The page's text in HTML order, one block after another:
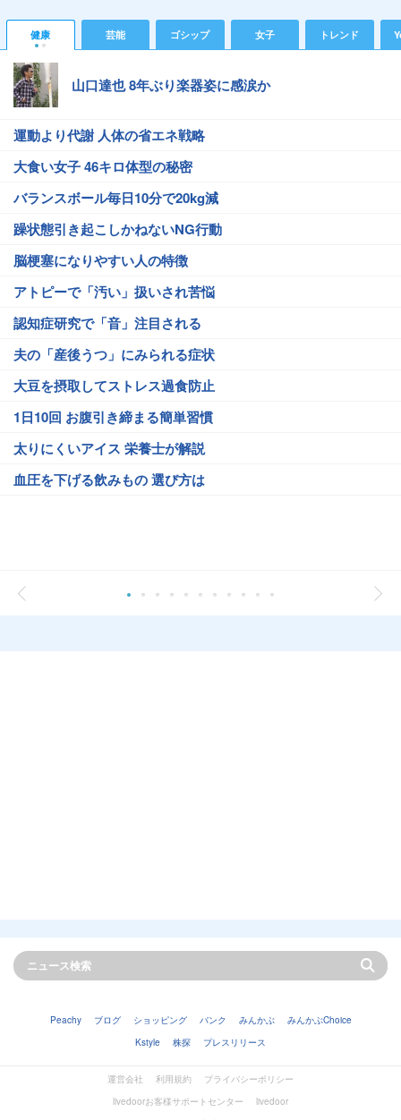
健康 芸能 ゴシップ 女子 トレンド
山口達也 8年ぶり楽器姿に感涙か
運動より代謝 人体の省エネ戦略
大食い女子 46キロ体型の秘密
バランスボール毎日10分で20kg減
躁状態引き起こしかねないNG行動
脳梗塞になりやすい人の特徴
アトピーで「汚い」扱いされ苦悩
認知症研究で「音」注目される
夫の「産後うつ」にみられる症状
大豆を摂取してストレス過食防止
1日10回 お腹引き締まる簡単習慣
太りにくいアイス 栄養士が解説
血圧を下げる飲みもの 選び方は
Peachy ブログ ショッピング バンク みんかぶ
みんかぶChoice
Kstyle
株探 プレスリリース
運営会社 利用規約
プライバシーポリシー
livedoorお客様サポートセンター
livedoor